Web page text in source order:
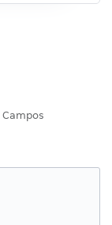
Campos